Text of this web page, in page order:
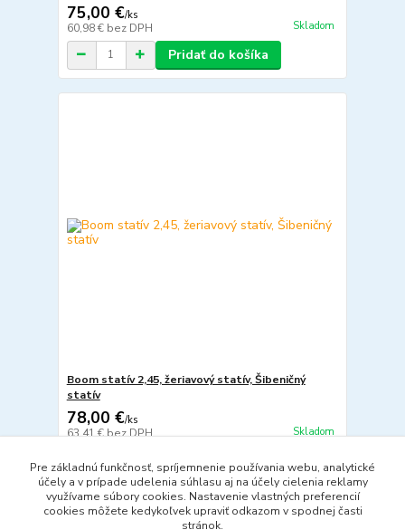
75,00 €/ks
60,98 € bez DPH Skladom
Pridať do košíka
Boom statív 2,45, žeriavový statív, Šibeničný
statív
78,00 €/ks
63,41 €bez DPH Skladom
Pridať do košíka
strana
Pre základnú funkčnosť, spríjemnenie používania webu, analytické
účely a v prípade udelenia súhlasu aj na účely cielenia reklamy
využívame súbory cookies. Nastavenie vlastných preferencií
cookies môžete kedykoľvek upraviť odkazom v spodnej časti
stránok.